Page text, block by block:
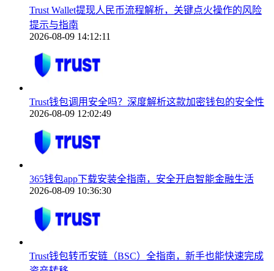
Trust Wallet提现人民币流程解析，关键点火操作的风险
提示与指南
2026-08-09 14:12:11
Trust钱包调用安全吗？深度解析这款加密钱包的安全性
2026-08-09 12:02:49
365钱包app下载安装全指南，安全开启智能金融生活
2026-08-09 10:36:30
Trust钱包转币安链（BSC）全指南，新手也能快速完成